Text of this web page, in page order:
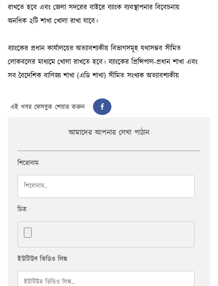
এই খবর ফেসবুক শেয়ার করুন
আমাদের আপনার লেখা পাঠান
শিরোনাম
চিত্র
ইউটিউব ভিডিও লিঙ্ক